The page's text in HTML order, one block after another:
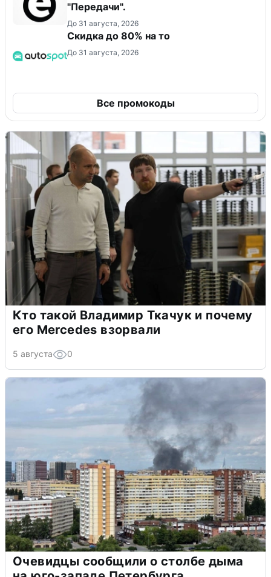
"Передачи".
До 31 августа, 2026
Скидка до 80% на то
До 31 августа, 2026
Все промокоды
Кто такой Владимир Ткачук и почему
его Mercedes взорвали
5 августа 0
Очевидцы сообщили о столбе дыма